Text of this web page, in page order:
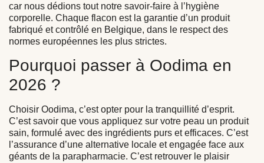
car nous dédions tout notre savoir-faire à l’hygiène
corporelle. Chaque flacon est la garantie d’un produit
fabriqué et contrôlé en Belgique, dans le respect des
normes européennes les plus strictes.
Pourquoi passer à Oodima en
2026 ?
Choisir Oodima, c’est opter pour la tranquillité d’esprit.
C’est savoir que vous appliquez sur votre peau un produit
sain, formulé avec des ingrédients purs et efficaces. C’est
l’assurance d’une alternative locale et engagée face aux
géants de la parapharmacie. C’est retrouver le plaisir